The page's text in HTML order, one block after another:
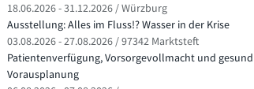
18.06.2026 - 31.12.2026 / Würzburg
Ausstellung: Alles im Fluss!? Wasser in der Krise
03.08.2026 - 27.08.2026 / 97342 Marktsteft
Patientenverfügung, Vorsorgevollmacht und
Vorausplanung